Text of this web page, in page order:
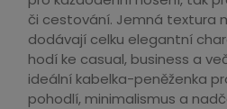
či cestování. Jemná textura
dodávají celku elegantní
hodí ke casual, business a
ideální kabelka-peněženka
pohodlí, minimalismus a